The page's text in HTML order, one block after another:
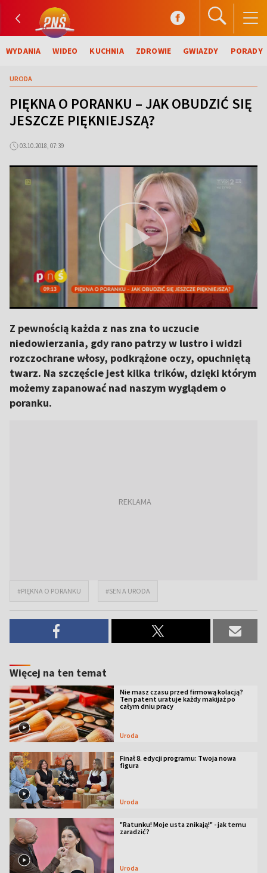
WYDANIA WIDEO KUCHNIA ZDROWIE GWIAZDY PORADY
URODA
PIĘKNA O PORANKU – JAK OBUDZIĆ SIĘ
JESZCZE PIĘKNIEJSZĄ?
03.10.2018, 07:39
Z pewnością każda z nas zna to uczucie
niedowierzania, gdy rano patrzy w lustro i widzi
rozczochrane włosy, podkrążone oczy, opuchniętą
twarz. Na szczęście jest kilka trików, dzięki którym
możemy zapanować nad naszym wyglądem o
poranku.
#PIĘKNA O PORANKU #SEN A URODA
Więcej na ten temat
Nie masz czasu przed firmową kolacją?
Ten patent uratuje każdy makijaż po
całym dniu pracy
Uroda
Finał 8. edycji programu: Twoja nowa
figura
Uroda
"Ratunku! Moje usta znikają!" - jak temu
zaradzić?
Uroda